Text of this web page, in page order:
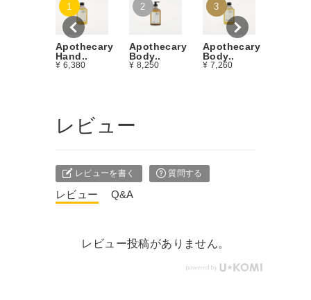
1
Apothecary
Hand..
¥ 6,380
2
Apothecary
Body..
¥ 8,250
3
Apothecary
Body..
¥ 7,260
レビュー
レビューを書く 質問する
レビュー Q&A
レビュー投稿がありません。